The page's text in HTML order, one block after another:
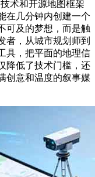
术和开源地图框架
在几分钟内创建一个
可及的梦想，而是触
者，从城市规划师到
具，把平面的地理信
降低了技术门槛，还
创意和温度的叙事媒